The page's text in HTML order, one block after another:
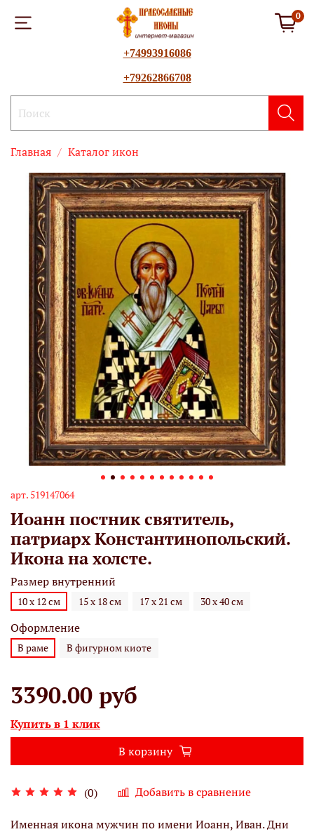
0
+74993916086
+79262866708
Главная Каталог икон
арт. 519147064
Иоанн постник святитель,
патриарх Константинопольский.
Икона на холсте.
(0) Добавить в сравнение
Размер внутренний
10 х 12 см 15 х 18 см 17 х 21 см 30 х 40 см
Оформление
В раме В фигурном киоте
3390.00 руб
Купить в 1 клик
В корзину
Именная икона мужчин по имени Иоанн, Иван. Дни